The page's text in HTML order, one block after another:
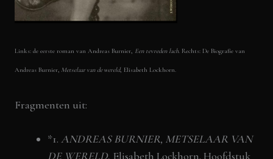
Links: de eerste roman van Andreas Burnier, Een tevreden lach. Rechts: De Biografie van
Andreas Burnier, Metselaar van de wereld, Elisabeth Lockhorn.
Fragmenten uit:
*1.ANDREAS BURNIER, METSELAAR VAN
DE WERELD, Elisabeth Lockhorn. Hoofdstuk